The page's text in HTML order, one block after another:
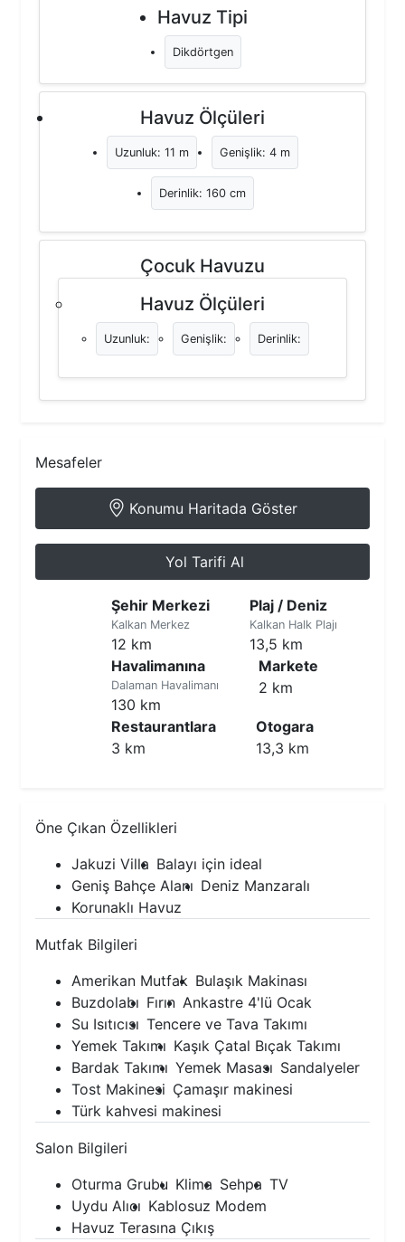
Havuz Tipi
Dikdörtgen
Havuz Ölçüleri
Uzunluk: 11 m Genişlik: 4 m
Derinlik: 160 cm
Çocuk Havuzu
Havuz Ölçüleri
Uzunluk: Genişlik: Derinlik:
Mesafeler
Konumu Haritada Göster
Yol Tarifi Al
Şehir Merkezi
Kalkan Merkez
12 km
Plaj / Deniz
Kalkan Halk Plajı
13,5 km
Havalimanına
Dalaman Havalimanı
130 km
Markete
2 km
Restaurantlara
3 km
Otogara
13,3 km
Öne Çıkan Özellikleri
Jakuzi Villa Balayı için ideal
Geniş Bahçe Alanı Deniz Manzaralı
Korunaklı Havuz
Mutfak Bilgileri
Amerikan Mutfak Bulaşık Makinası
Buzdolabı Fırın Ankastre 4'lü Ocak
Su Isıtıcısı Tencere ve Tava Takımı
Yemek Takımı Kaşık Çatal Bıçak Takımı
Bardak Takımı Yemek Masası Sandalyeler
Tost Makinesi Çamaşır makinesi
Türk kahvesi makinesi
Salon Bilgileri
Oturma Grubu Klima Sehpa TV
Uydu Alıcı Kablosuz Modem
Havuz Terasına Çıkış